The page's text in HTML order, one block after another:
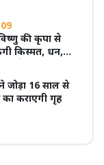
की कृपा से
किस्मत, धन,
जोड़ा 16 साल से
का कराएगी गृह